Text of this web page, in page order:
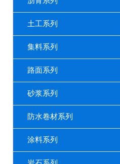
土工系列
集料系列
路面系列
砂浆系列
防水卷材系列
涂料系列